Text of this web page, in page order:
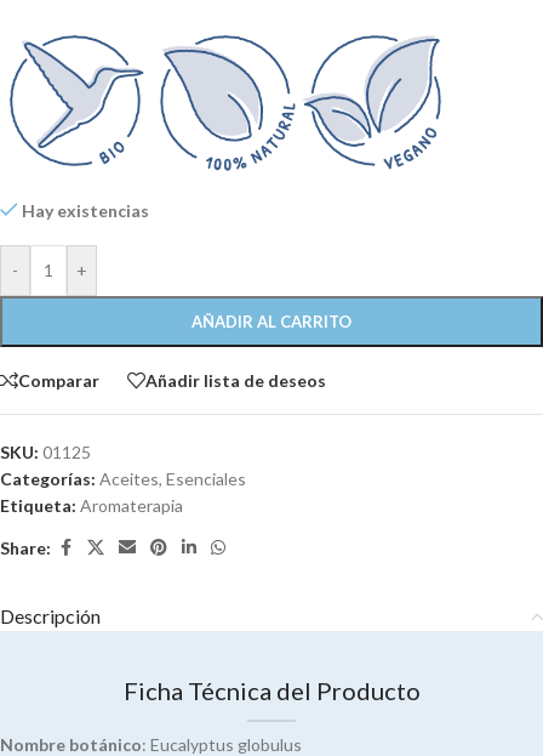
Hay existencias
- +
AÑADIR AL CARRITO
Comparar Añadir lista de deseos
SKU: 01125
Categorías: Aceites, Esenciales
Etiqueta: Aromaterapia
Share:
Descripción
Ficha Técnica del Producto
Nombre botánico: Eucalyptus globulus